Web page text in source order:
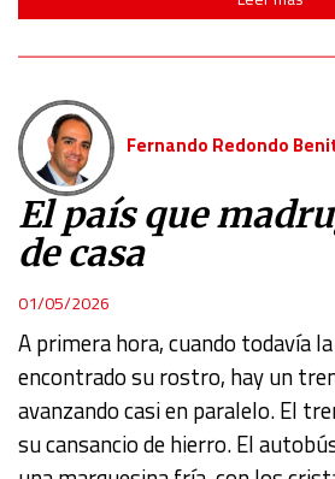
Fernando Redondo
El país que
de casa
01/05/2026
A primera hora, cuando todavía
encontrado su rostro, hay un
avanzando casi en paralelo. El
su cansancio de hierro. El